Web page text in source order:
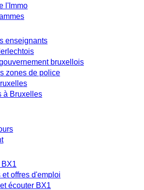
l'Immo
enseignants
bruxellois
zones de police
à Bruxelles
offres d'emploi
écouter BX1